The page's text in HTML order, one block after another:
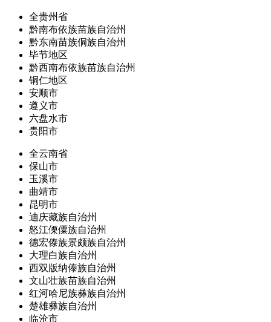
全贵州省
黔南布依族苗族自治州
黔东南苗族侗族自治州
毕节地区
黔西南布依族苗族自治州
铜仁地区
安顺市
遵义市
六盘水市
贵阳市
全云南省
保山市
玉溪市
曲靖市
昆明市
迪庆藏族自治州
怒江傈僳族自治州
德宏傣族景颇族自治州
大理白族自治州
西双版纳傣族自治州
文山壮族苗族自治州
红河哈尼族彝族自治州
楚雄彝族自治州
临沧市